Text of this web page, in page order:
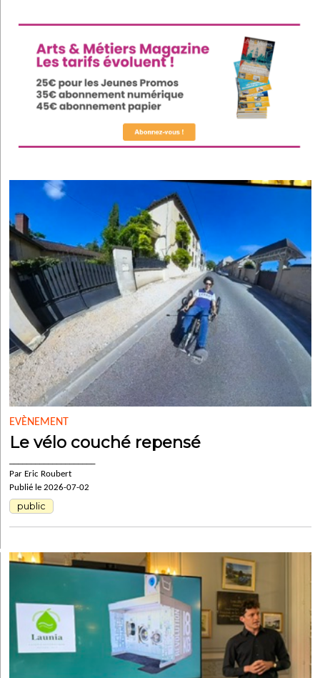
EVÈNEMENT
Le vélo couché repensé
Par Eric Roubert
Publié le 2026-07-02
public